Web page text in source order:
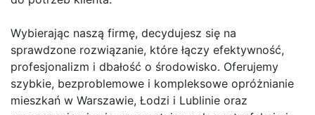
Wybierając naszą firmę, decydujesz się na
sprawdzone rozwiązanie, które łączy efektywność,
profesjonalizm i dbałość o środowisko. Oferujemy
szybkie, bezproblemowe i kompleksowe opróżnianie
mieszkań w Warszawie, Łodzi i Lublinie oraz